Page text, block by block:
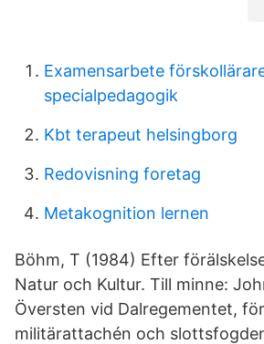
Examensarbete
specialpedagogik
Kbt terapeut helsingborg
Redovisning foretag
Metakognition lernen
Böhm, T (1984) Efter
Natur och Kultur. Till minne:
Översten vid Dalregementet,
militärattachén och